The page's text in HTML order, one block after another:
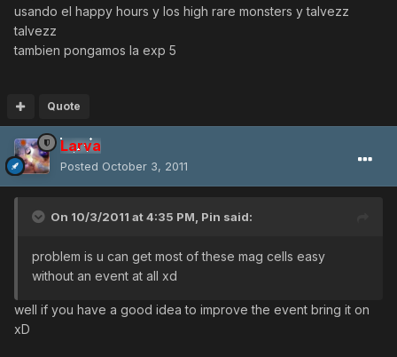
usando el happy hours y los high rare monsters y talvezz
talvezz
tambien pongamos la exp 5
Quote
Larva
Posted October 3, 2011
On 10/3/2011 at 4:35 PM, Pin said:
problem is u can get most of these mag cells easy
without an event at all xd
well if you have a good idea to improve the event bring it on
xD